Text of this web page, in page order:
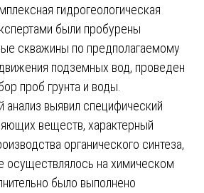
гидрогеологическая
были пробурены
скважины по предполагаемому
подземных вод, проведен
проб грунта и воды.
анализ выявил специфический
веществ, характерный
органического синтеза,
осуществлялось на химическом
было выполнено